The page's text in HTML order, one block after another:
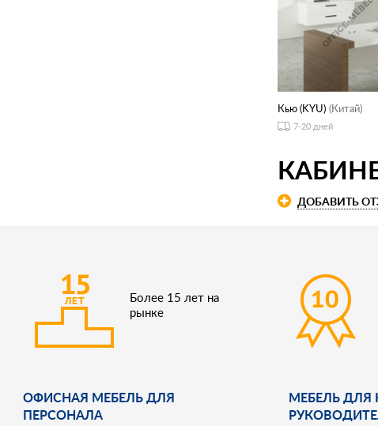
Кью (KYU) (Китай)
7-20 дней
ДОБАВИТЬ
Более 15 лет на
рынке
ОФИСНАЯ МЕБЕЛЬ ДЛЯ
ПЕРСОНАЛА
МЕБЕЛЬ ДЛЯ